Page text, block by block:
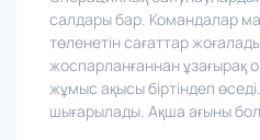
Операциялық
салдары бар. Командалар
төленетін сағаттар
жоспарланғаннан ұзағырақ
жұмыс ақысы біртіндеп